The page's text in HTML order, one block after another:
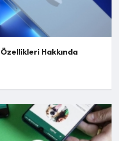
Özellikleri Hakkında